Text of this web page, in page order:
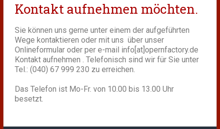
Kontakt aufnehmen möchten.
Sie können uns gerne unter einem der aufgeführten
Wege kontaktieren oder mit uns über unser
Onlineformular oder per e-mail info[at]opernfactory.de
Kontakt aufnehmen . Telefonisch sind wir für Sie unter
Tel.: (040) 67 999 230 zu erreichen.
Das Telefon ist Mo-Fr. von 10.00 bis 13.00 Uhr
besetzt.